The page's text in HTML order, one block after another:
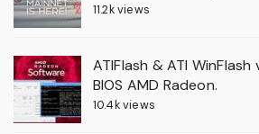
11.2k views
ATIFlash & ATI
BIOS AMD Radeon.
10.4k views